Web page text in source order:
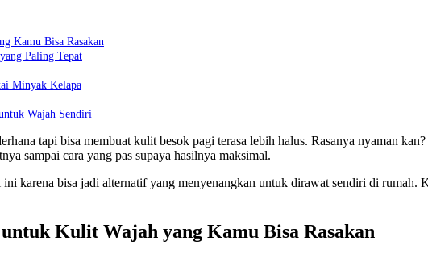
Kamu Bisa Rasakan
Paling Tepat
Minyak Kelapa
Wajah Sendiri
tapi bisa membuat kulit besok pagi terasa lebih halus. Rasanya nyaman
sampai cara yang pas supaya hasilnya maksimal.
karena bisa jadi alternatif yang menyenangkan untuk dirawat sendiri di rumah.
Kulit Wajah yang Kamu Bisa Rasakan